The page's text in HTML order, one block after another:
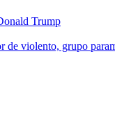
Trump
de violento, grupo